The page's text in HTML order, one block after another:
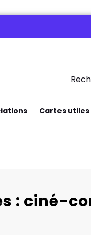
Cartes utiles
: ciné-